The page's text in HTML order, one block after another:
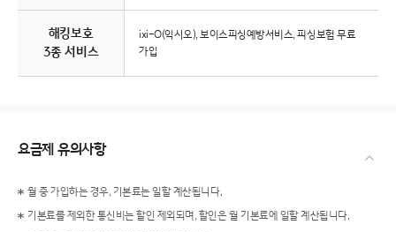
해킹보호
3종 서비스
ixi-O(익시오), 보이스피싱예방서비스, 피싱보험 무료
가입
요금제 유의사항
월 중 가입하는 경우, 기본료는 일할 계산됩니다.
기본료를 제외한 통신비는 할인 제외되며, 할인은 월 기본료에 일할 계산됩니다.